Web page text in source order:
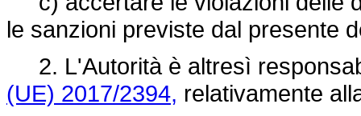
le sanzioni previste dal presente
2. L'Autorità è altresì
(UE) 2017/2394, relativamente